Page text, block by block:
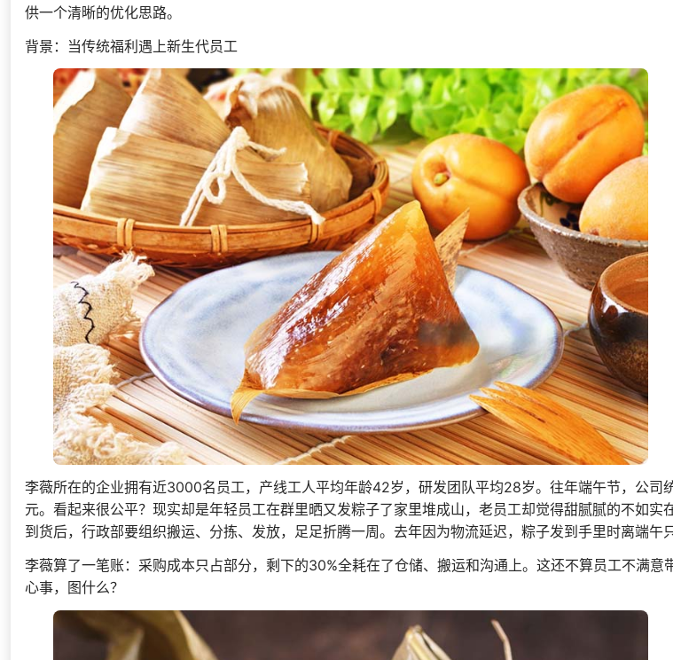
供一个清晰的优化思路。
背景：当传统福利遇上新生代员工
李薇所在的企业拥有近3000名员工，产线工人平均年龄42岁，研发团队平均28岁。往年端午节，公司
元。看起来很公平？现实却是年轻员工在群里晒又发粽子了家里堆成山，老员工却觉得甜腻腻的不如
到货后，行政部要组织搬运、分拣、发放，足足折腾一周。去年因为物流延迟，粽子发到手里时离端午
李薇算了一笔账：采购成本只占部分，剩下的30%全耗在了仓储、搬运和沟通上。这还不算员工不满意
心事，图什么？